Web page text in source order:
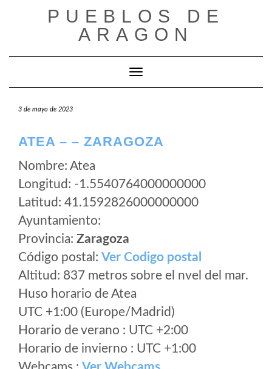
PUEBLOS DE
ARAGON
Cambiar modo de navegación
3 de mayo de 2023
ATEA – – ZARAGOZA
Nombre: Atea
Longitud: -1.5540764000000000
Latitud: 41.1592826000000000
Ayuntamiento:
Provincia: Zaragoza
Código postal: Ver Codigo postal
Altitud: 837 metros sobre el nvel del mar.
Huso horario de Atea
UTC +1:00 (Europe/Madrid)
Horario de verano : UTC +2:00
Horario de invierno : UTC +1:00